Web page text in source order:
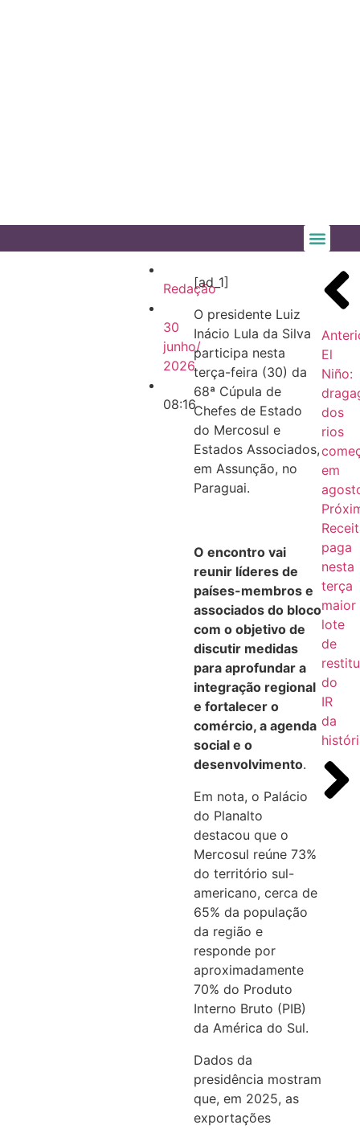
Redação
30
junho/
2026
08:16
[ad_1]
O presidente Luiz
Inácio Lula da Silva
participa nesta
terça-feira (30) da
68ª Cúpula de
Chefes de Estado
do Mercosul e
Estados Associados,
em Assunção, no
Paraguai.
O encontro vai
reunir líderes de
países-membros e
associados do bloco
com o objetivo de
discutir medidas
para aprofundar a
integração regional
e fortalecer o
comércio, a agenda
social e o
desenvolvimento.
Em nota, o Palácio
do Planalto
destacou que o
Mercosul reúne 73%
do território sul-
americano, cerca de
65% da população
da região e
responde por
aproximadamente
70% do Produto
Interno Bruto (PIB)
da América do Sul.
Dados da
presidência mostram
que, em 2025, as
exportações
El
Niño:
dos
rios
em
paga
nesta
terça
maior
lote
de
do
IR
da